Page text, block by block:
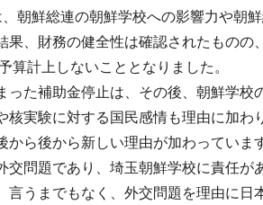
朝鮮総連の朝鮮学校への影響力や朝
、財務の健全性は確認されたもの
算計上しないこととなりました。
った補助金停止は、その後、朝鮮学
実験に対する国民感情も理由に加
ら後から新しい理由が加わっていま
交問題であり、埼玉朝鮮学校に責任
言うまでもなく、外交問題を理由に